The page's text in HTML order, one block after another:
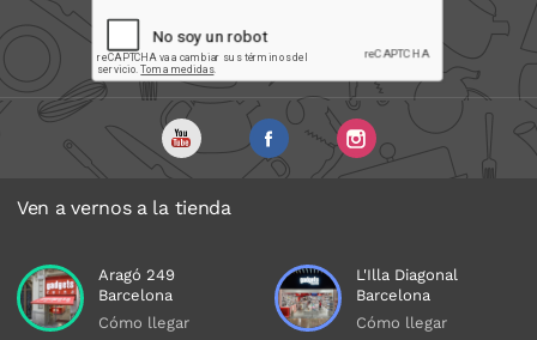
Ven a vernos a la tienda
Aragó 249
Barcelona
Cómo llegar
L'Illa Diagonal
Barcelona
Cómo llegar